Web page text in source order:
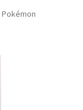
Pokémon